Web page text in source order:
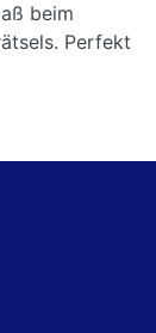
beim
Perfekt